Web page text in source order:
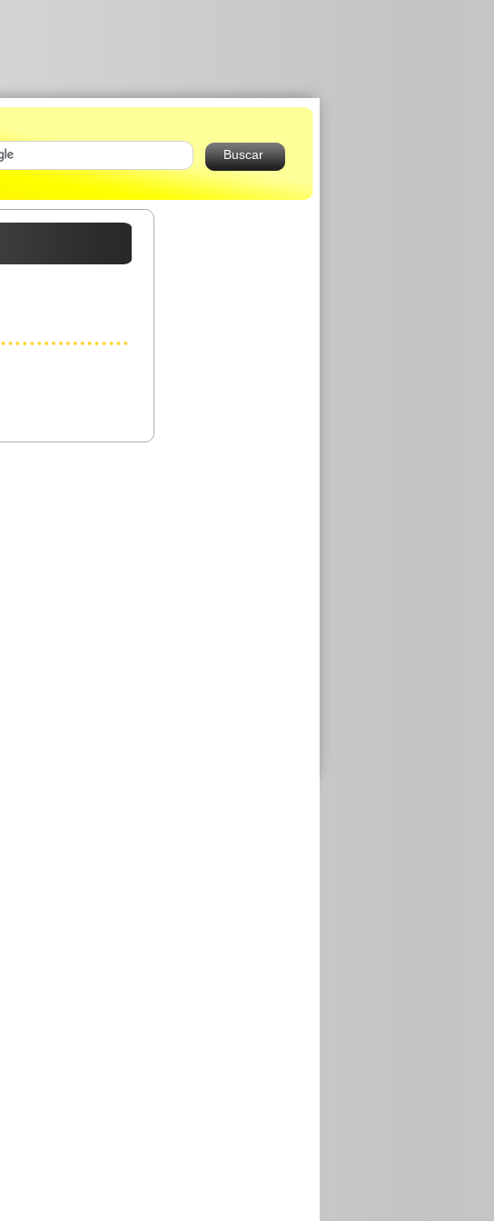
Buscar